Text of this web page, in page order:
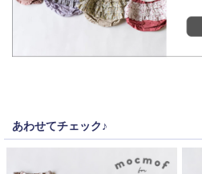
あわせてチェック♪